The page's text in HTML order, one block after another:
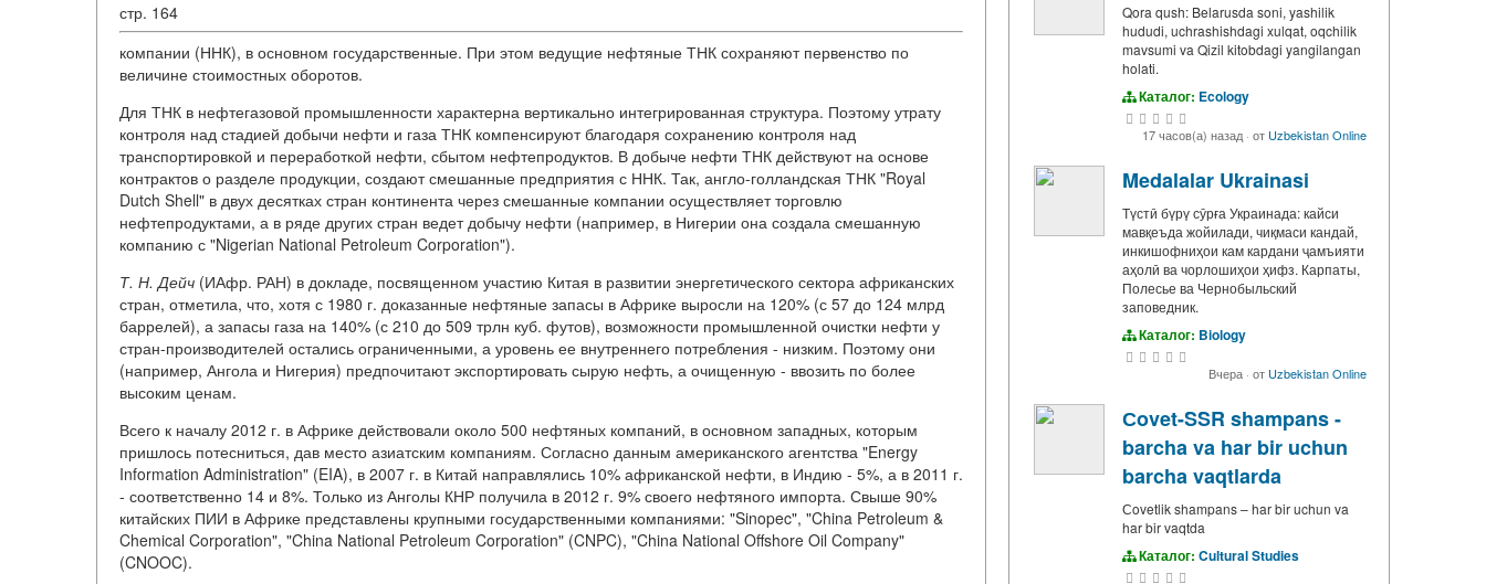
стр. 164
компании (ННК), в основном государственные. При этом ведущие нефтяные ТНК сохраняют первенство по
величине стоимостных оборотов.
Для ТНК в нефтегазовой промышленности характерна вертикально интегрированная структура. Поэтому утрату
контроля над стадией добычи нефти и газа ТНК компенсируют благодаря сохранению контроля над
транспортировкой и переработкой нефти, сбытом нефтепродуктов. В добыче нефти ТНК действуют на основе
контрактов о разделе продукции, создают смешанные предприятия с ННК. Так, англо-голландская ТНК "Royal
Dutch Shell" в двух десятках стран континента через смешанные компании осуществляет торговлю
нефтепродуктами, а в ряде других стран ведет добычу нефти (например, в Нигерии она создала смешанную
компанию с "Nigerian National Petroleum Corporation").
Т. Н. Дейч (ИАфр. РАН) в докладе, посвященном участию Китая в развитии энергетического сектора африканских
стран, отметила, что, хотя с 1980 г. доказанные нефтяные запасы в Африке выросли на 120% (с 57 до 124 млрд
баррелей), а запасы газа на 140% (с 210 до 509 трлн куб. футов), возможности промышленной очистки нефти у
стран-производителей остались ограниченными, а уровень ее внутреннего потребления - низким. Поэтому они
(например, Ангола и Нигерия) предпочитают экспортировать сырую нефть, а очищенную - ввозить по более
высоким ценам.
Всего к началу 2012 г. в Африке действовали около 500 нефтяных компаний, в основном западных, которым
пришлось потесниться, дав место азиатским компаниям. Согласно данным американского агентства "Energy
Information Administration" (EIA), в 2007 г. в Китай направлялись 10% африканской нефти, в Индию - 5%, а в 2011 г.
- соответственно 14 и 8%. Только из Анголы КНР получила в 2012 г. 9% своего нефтяного импорта. Свыше 90%
китайских ПИИ в Африке представлены крупными государственными компаниями: "Sinopec", "China Petroleum &
Chemical Corporation", "China National Petroleum Corporation" (CNPC), "China National Offshore Oil Company"
(CNOOC).
Qora qush: Belarusda soni, yashilik
hududi, uchrashishdagi xulqat, oqchilik
mavsumi va Qizil kitobdagi yangilangan
holati.
Каталог: Ecology
17 часов(а) назад· от Uzbekistan Online
Medalalar Ukrainasi
Түстӣ бүрү сӯрға Украинада: кайси
мавқеъда жойилади, чиқмаси кандай,
инкишофниҳои кам кардани ҷамъияти
аҳолӣ ва чорлошиҳои ҳифз. Карпаты,
Полесье ва Чернобыльский
заповедник.
Каталог: Biology
Вчера · от Uzbekistan Online
Сovet-SSR shampans -
barcha va har bir uchun
barcha vaqtlarda
Сovetlik shampans – har bir uchun va
har bir vaqtda
Каталог: Cultural Studies